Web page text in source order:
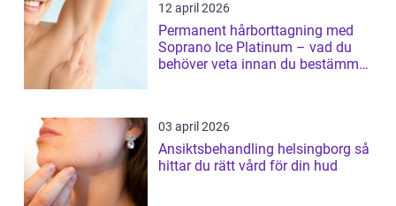
12 april 2026
Permanent hårborttagning med
Soprano Ice Platinum – vad du
behöver veta innan du bestämmer
03 april 2026
Ansiktsbehandling helsingborg så
hittar du rätt vård för din hud